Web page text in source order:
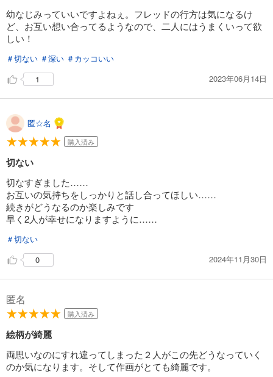
幼なじみっていいですよねぇ。フレッドの行方は気になるけ
ど、お互い想い合ってるようなので、二人にはうまくいって欲
しい！
＃切ない ＃深い ＃カッコいい
1
2023年06月14日
匿☆名
購入済み
切ない
切なすぎました……
お互いの気持ちをしっかりと話し合ってほしい……
続きがどうなるのか楽しみです
早く2人が幸せになりますように……
＃切ない
0
2024年11月30日
匿名
購入済み
絵柄が綺麗
両思いなのにすれ違ってしまった２人がこの先どうなっていく
のか気になります。そして作画がとても綺麗です。